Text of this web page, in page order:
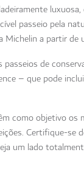
passeio pela
a partir de
passeios de
– que pode
como objetivo
Certifique-se
um lado